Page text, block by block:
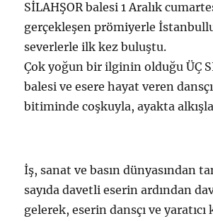
SİLAHŞOR balesi 1 Aralık
gerçekleşen prömiyerle
severlerle ilk kez buluştu.
Çok yoğun bir ilginin olduğu ÜÇ
balesi ve esere hayat veren
bitiminde coşkuyla, ayakta
İş, sanat ve basın dünyasından
sayıda davetli eserin ardından
gelerek, eserin dansçı ve yaratıcı